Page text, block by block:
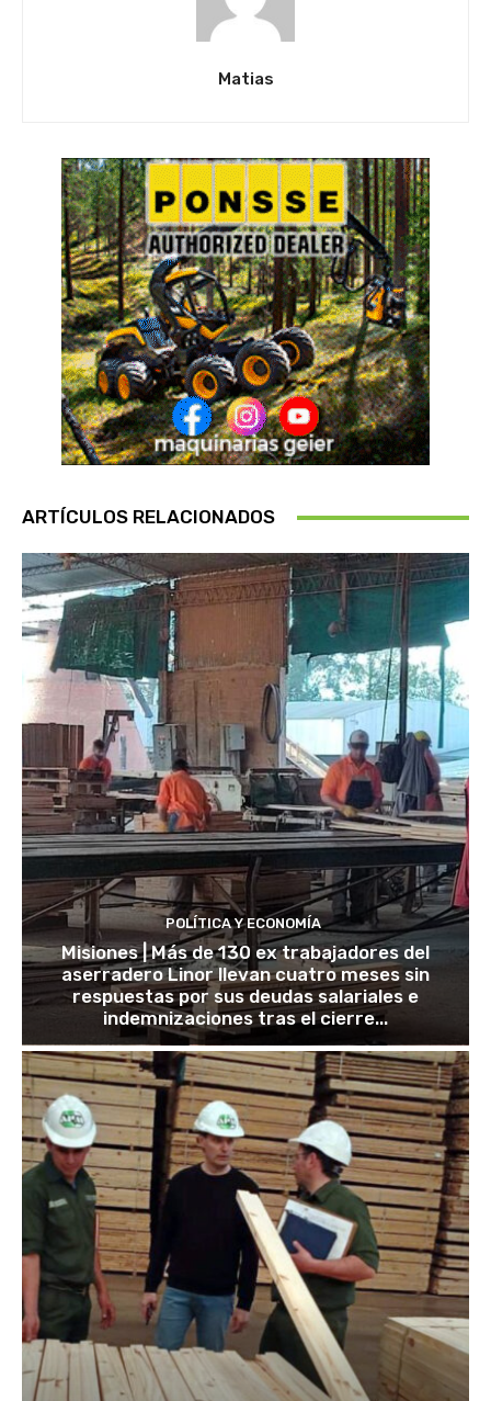
Matias
ARTÍCULOS RELACIONADOS
POLÍTICA Y ECONOMÍA
Misiones | Más de 130 ex trabajadores del
aserradero Linor llevan cuatro meses sin
respuestas por sus deudas salariales e
indemnizaciones tras el cierre...